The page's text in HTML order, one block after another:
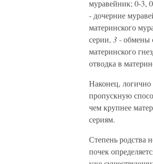
муравейник; 0-3,
- дочерние
материнского
серии, 3 -обмены
материнского
отводка в
Наконец,
пропускную
чем крупнее
сериям.
Степень родства
почек